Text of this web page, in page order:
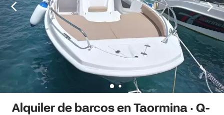
Alquiler de barcos en Taormina · Q-